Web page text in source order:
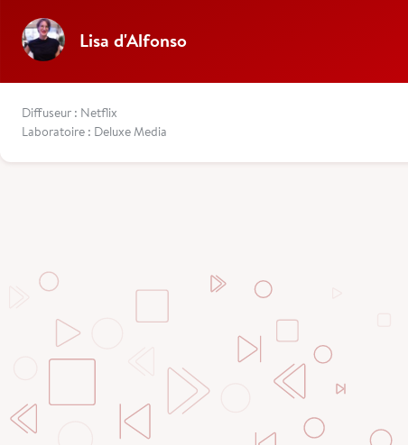
Lisa d'Alfonso
Diffuseur : Netflix
Laboratoire : Deluxe Media